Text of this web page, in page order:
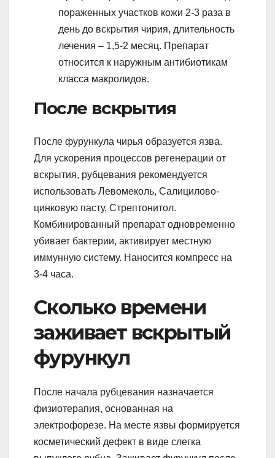
пораженных участков кожи 2-3 раза в
день до вскрытия чирия, длительность
лечения – 1,5-2 месяц. Препарат
относится к наружным антибиотикам
класса макролидов.
После вскрытия
После фурункула чирья образуется язва.
Для ускорения процессов регенерации от
вскрытия, рубцевания рекомендуется
использовать Левомеколь, Салицилово-
цинковую пасту, Стрептонитол.
Комбинированный препарат одновременно
убивает бактерии, активирует местную
иммунную систему. Наносится компресс на
3-4 часа.
Сколько времени
заживает вскрытый
фурункул
После начала рубцевания назначается
физиотерапия, основанная на
электрофорезе. На месте язвы формируется
косметический дефект в виде слегка